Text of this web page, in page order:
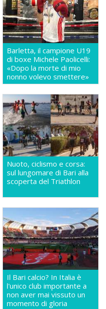
Barletta, il campione U19
di boxe Michele Paolicelli:
«Dopo la morte di mio
nonno volevo smettere»
Nuoto, ciclismo e corsa:
sul lungomare di Bari alla
scoperta del Triathlon
Il Bari calcio? In Italia è
l'unico club importante a
non aver mai vissuto un
momento di gloria